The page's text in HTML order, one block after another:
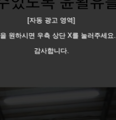
[자동 광고 영역]
원하시면 우측 상단 X를 눌러주세요.
감사합니다.